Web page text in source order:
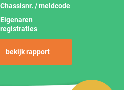
Chassisnr. / meldcode
Eigenaren
registraties
bekijk rapport